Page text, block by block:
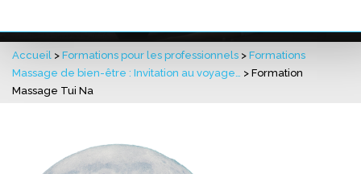
Accueil > Formations pour les professionnels > Formations
Massage de bien-être : Invitation au voyage… > Formation
Massage Tui Na